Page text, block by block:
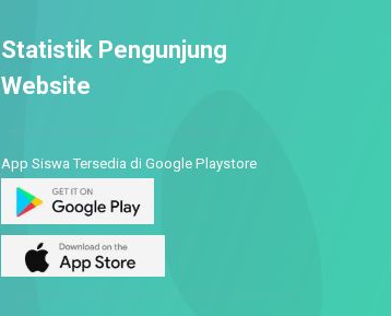
Statistik Pengunjung
Website
App Siswa Tersedia di Google Playstore